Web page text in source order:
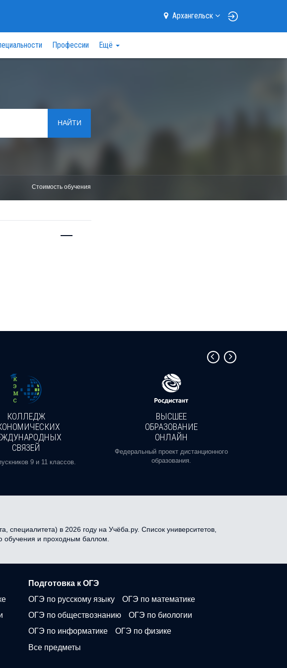
Архангельск
Профессии Ещё
НАЙТИ
Стоимость обучения
—
КОЛЛЕДЖ
СВЯЗЕЙ
9 и 11 классов.
ВЫСШЕЕ
ОБРАЗОВАНИЕ
ОНЛАЙН
Федеральный проект дистанционного
образования.
в 2026 году на Учёба.ру. Список университетов,
обучения и проходным баллом.
Подготовка к ОГЭ
ОГЭ по русскому языку
ОГЭ по математике
ОГЭ по обществознанию
ОГЭ по биологии
ОГЭ по информатике
ОГЭ по физике
Все предметы